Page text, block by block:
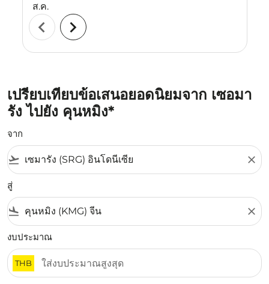
ส.ค.
chevron_left chevron_right
เปรียบเทียบข้อเสนอยอดนิยมจาก เซอมา
รัง ไปยัง คุนหมิง*
จาก
flight_takeoff close
สู่
flight_land close
งบประมาณ
THB